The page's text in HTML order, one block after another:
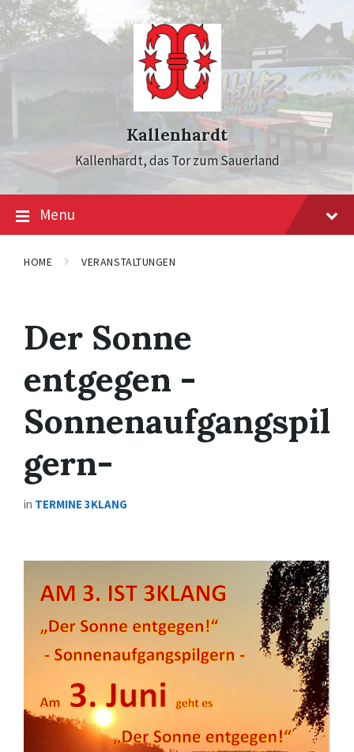
Skip
to
content
Skip
to
main
navigation
Skip
to
footer
Kallenhardt
Kallenhardt, das Tor zum Sauerland
Menu
HOME VERANSTALTUNGEN
Der Sonne
entgegen -
Sonnenaufgangspil
gern-
in TERMINE 3KLANG